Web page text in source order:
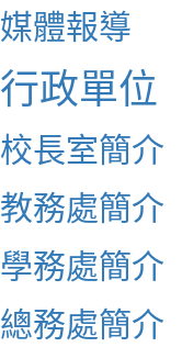
媒體報導
行政單位
校長室簡介
教務處簡介
學務處簡介
總務處簡介